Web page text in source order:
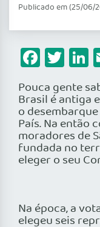
Publicado em (25/06/
Pouca gente
Brasil é antiga
o
País. Na então
moradores de
fundada no
eleger o seu
Na época, a
elegeu seis